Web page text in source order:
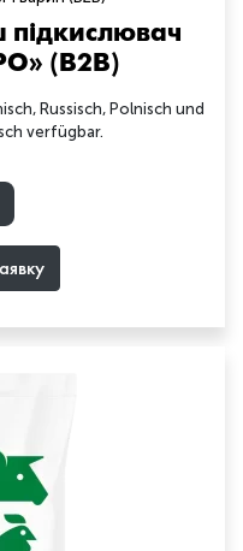
підкислювач
(B2B)
Russisch, Polnisch und
verfügbar.